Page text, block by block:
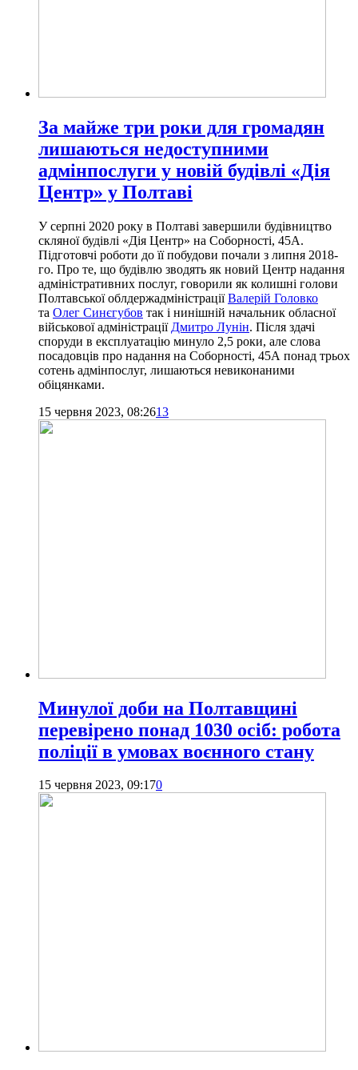
За майже три роки для громадян
лишаються недоступними
адмінпослуги у новій будівлі «Дія
Центр» у Полтаві
У серпні 2020 року в Полтаві завершили будівництво
скляної будівлі «Дія Центр» на Соборності, 45А.
Підготовчі роботи до її побудови почали з липня 2018-
го. Про те, що будівлю зводять як новий Центр надання
адміністративних послуг, говорили як колишні голови
Полтавської облдержадміністраціїВалерій Головко
та Олег Синєгубов так і нинішній начальник обласної
військової адміністрації Дмитро Лунін. Після здачі
споруди в експлуатацію минуло 2,5 роки, але слова
посадовців про надання на Соборності, 45А понад трьох
сотень адмінпослуг, лишаються невиконаними
обіцянками.
15 червня 2023, 08:2613
Минулої доби на Полтавщині
перевірено понад 1030 осіб: робота
поліції в умовах воєнного стану
15 червня 2023, 09:170